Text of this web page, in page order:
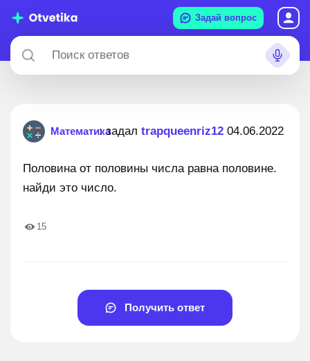
Задай вопрос
Математика: задал trapqueenriz12 04.06.2022
Половина от половины числа равна половине.
найди это число.
15
Получить ответ